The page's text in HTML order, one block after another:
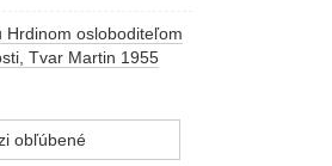
Hrdinom osloboditeľom
Tvar Martin 1955
obľúbené